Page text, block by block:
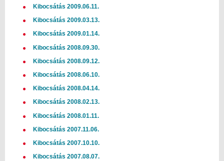
Kibocsátás 2009.06.11.
Kibocsátás 2009.03.13.
Kibocsátás 2009.01.14.
Kibocsátás 2008.09.30.
Kibocsátás 2008.09.12.
Kibocsátás 2008.06.10.
Kibocsátás 2008.04.14.
Kibocsátás 2008.02.13.
Kibocsátás 2008.01.11.
Kibocsátás 2007.11.06.
Kibocsátás 2007.10.10.
Kibocsátás 2007.08.07.